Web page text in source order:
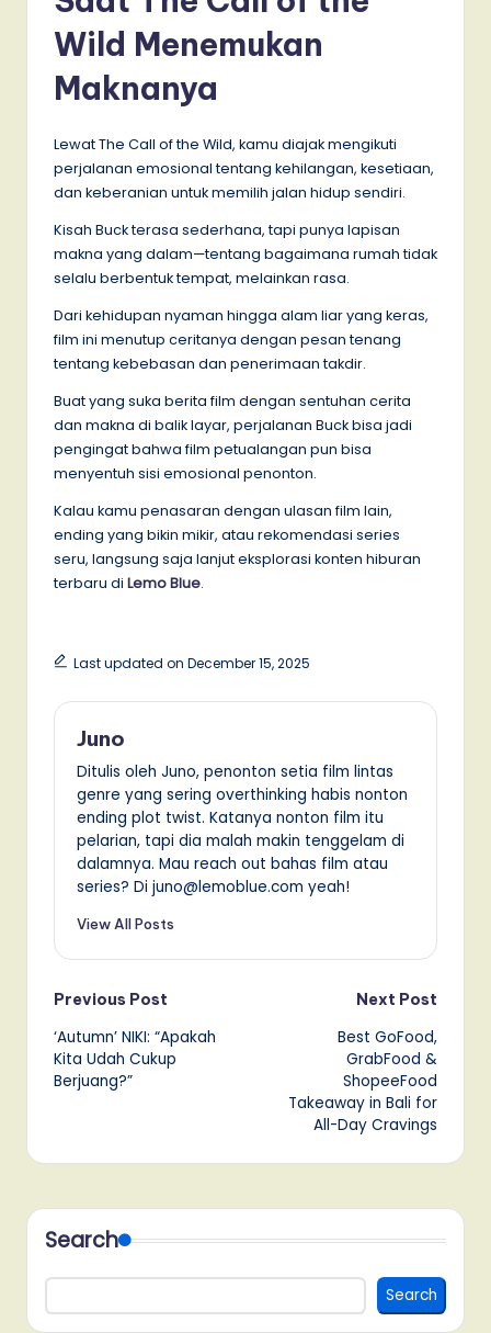
Wild Menemukan
Maknanya
Lewat The Call of the Wild, kamu diajak mengikuti
perjalanan emosional tentang kehilangan, kesetiaan,
dan keberanian untuk memilih jalan hidup sendiri.
Kisah Buck terasa sederhana, tapi punya lapisan
makna yang dalam—tentang bagaimana rumah tidak
selalu berbentuk tempat, melainkan rasa.
Dari kehidupan nyaman hingga alam liar yang keras,
film ini menutup ceritanya dengan pesan tenang
tentang kebebasan dan penerimaan takdir.
Buat yang suka berita film dengan sentuhan cerita
dan makna di balik layar, perjalanan Buck bisa jadi
pengingat bahwa film petualangan pun bisa
menyentuh sisi emosional penonton.
Kalau kamu penasaran dengan ulasan film lain,
ending yang bikin mikir, atau rekomendasi series
seru, langsung saja lanjut eksplorasi konten hiburan
terbaru di Lemo Blue.
Last updated on December 15, 2025
Juno
Ditulis oleh Juno, penonton setia film lintas
genre yang sering overthinking habis nonton
ending plot twist. Katanya nonton film itu
pelarian, tapi dia malah makin tenggelam di
dalamnya. Mau reach out bahas film atau
series? Di juno@lemoblue.com yeah!
View All Posts
Post
navigation
Previous Post
‘Autumn’ NIKI: “Apakah
Kita Udah Cukup
Berjuang?”
Next Post
Best GoFood,
GrabFood &
ShopeeFood
Takeaway in Bali for
All-Day Cravings
Search
Search